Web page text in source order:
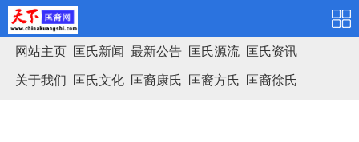
网站主页 匡氏新闻 最新公告 匡氏源流 匡氏资讯
关于我们 匡氏文化 匡裔康氏 匡裔方氏 匡裔徐氏